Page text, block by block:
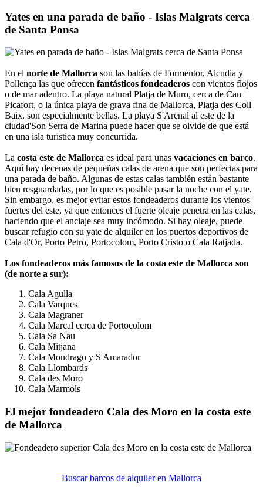
Yates en una parada de baño - Islas Malgrats cerca
de Santa Ponsa
En el norte de Mallorca son las bahías de Formentor, Alcudia y
Pollença las que ofrecen fantásticos fondeaderos con vientos flojos
o de mar adentro. La playa natural Platja de Muro, cerca de Can
Picafort, o la única playa de grava fina de Mallorca, Platja des Coll
Baix, son especialmente bellas. La playa S'Arenal al este de la
ciudad'Son Serra de Marina puede hacer que se olvide de que está
en una isla turística muy concurrida.
La costa este de Mallorca es ideal para unas vacaciones en barco.
Aquí hay decenas de pequeñas calas de arena que son perfectas para
una parada de baño. Algunas de estas calas también están bastante
bien resguardadas, por lo que es posible pasar la noche con el yate.
Sin embargo, es mejor evitar estos fondeaderos durante los vientos
fuertes del este, ya que entonces el fuerte oleaje penetra en las calas,
haciendo que el anclaje sea muy incómodo. Si hay oleaje, puede
buscar refugio con su yate de alquiler en los puertos deportivos de
Cala d'Or, Porto Petro, Portocolom, Porto Cristo o Cala Ratjada.
Los fondeaderos más famosos de la costa este de Mallorca son
(de norte a sur):
Cala Agulla
Cala Varques
Cala Magraner
Cala Marcal cerca de Portocolom
Cala Sa Nau
Cala Mitjana
Cala Mondrago y S'Amarador
Cala Llombards
Cala des Moro
Cala Marmols
El mejor fondeadero Cala des Moro en la costa este
de Mallorca
Buscar barcos de alquiler en Mallorca